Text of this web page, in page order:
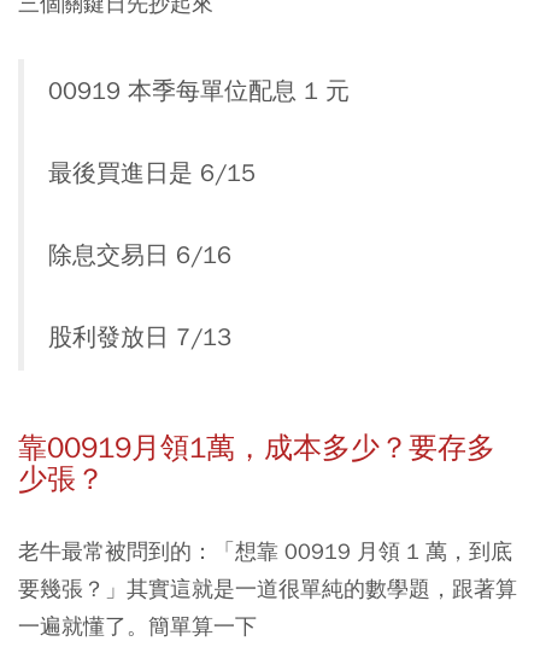
00919 本季每單位配息 1 元
最後買進日是 6/15
除息交易日 6/16
股利發放日 7/13
靠00919月領1萬，成本多少？要存多
少張？
老牛最常被問到的：「想靠 00919 月領 1 萬，到底
要幾張？」其實這就是一道很單純的數學題，跟著算
一遍就懂了。簡單算一下